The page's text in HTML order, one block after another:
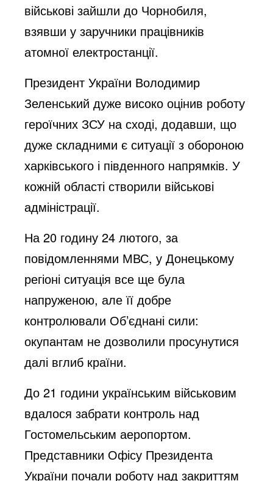
військові зайшли до Чорнобиля,
взявши у заручники працівників
атомної електростанції.
Президент України Володимир
Зеленський дуже високо оцінив роботу
героїчних ЗСУ на сході, додавши, що
дуже складними є ситуації з обороною
харківського і південного напрямків. У
кожній області створили військові
адміністрації.
На 20 годину 24 лютого, за
повідомленнями МВС, у Донецькому
регіоні ситуація все ще була
напруженою, але її добре
контролювали Об’єднані сили:
окупантам не дозволили просунутися
далі вглиб країни.
До 21 години українським військовим
вдалося забрати контроль над
Гостомельським аеропортом.
Представники Офісу Президента
України почали роботу над закриттям